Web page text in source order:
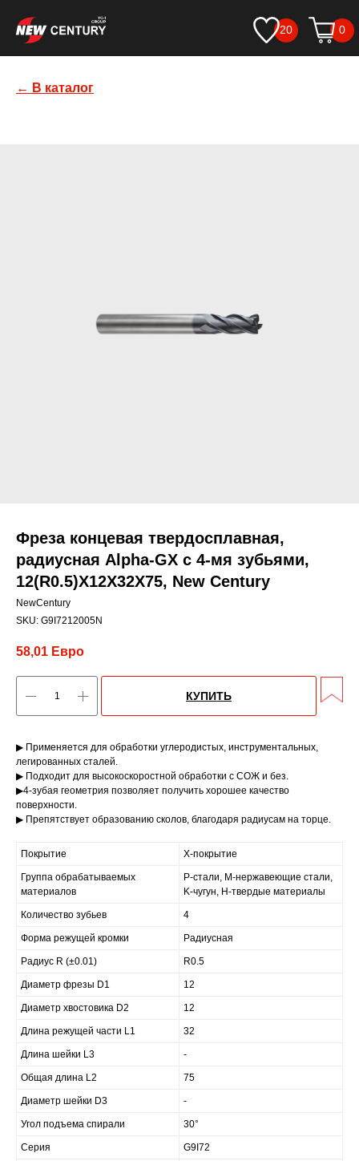
0
20
← В каталог
Фреза концевая твердосплавная,
радиусная Alpha-GX c 4-мя зубьями,
12(R0.5)X12X32X75, New Century
NewCentury
SKU: G9I7212005N
58,01 Евро
КУПИТЬ
▶ Применяется для обработки углеродистых, инструментальных,
легированных сталей.
▶ Подходит для высокоскоростной обработки с СОЖ и без.
▶4-зубая геометрия позволяет получить хорошее качество
поверхности.
▶ Препятствует образованию сколов, благодаря радиусам на торце.
Покрытие X-покрытие
Группа обрабатываемых
материалов
P-стали, M-нержавеющие стали,
K-чугун, H-твердые материалы
Количество зубьев 4
Форма режущей кромки Радиусная
Радиус R (±0.01) R0.5
Диаметр фрезы D1 12
Диаметр хвостовика D2 12
Длина режущей части L1 32
Длина шейки L3 -
Общая длина L2 75
Диаметр шейки D3 -
Угол подъема спирали 30°
Серия G9I72